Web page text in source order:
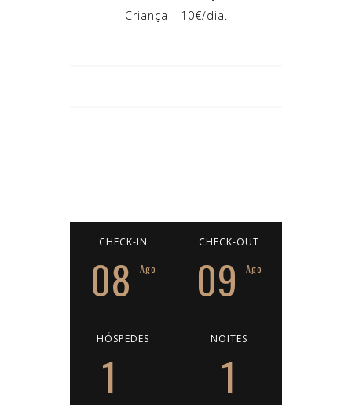
Criança - 10€/dia.
CHECK-IN
08 Ago
CHECK-OUT
09 Ago
HÓSPEDES
1
NOITES
1